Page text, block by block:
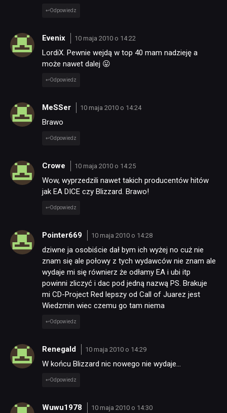
Odpowiedz
Evenix 10 maja 2010 o 14:22
LordiX. Pewnie wejdą w top 40 mam nadzieję a
może nawet dalej 😛
Odpowiedz
MeSSer 10 maja 2010 o 14:24
Brawo
Odpowiedz
Crowe 10 maja 2010 o 14:25
Wow, wyprzedzili nawet takich producentów hitów
jak EA DICE czy Blizzard. Brawo!
Odpowiedz
Pointer669 10 maja 2010 o 14:28
dziwne ja osobiście dał bym ich wyżej no cuż nie
znam się ale połowy z tych wydawców nie znam ale
wydaje mi się równierz że odłamy EA i ubi itp
powinni zliczyć i dac pod jedną nazwą PS. Brakuje
mi CD-Project Red lepszy od Call of Juarez jest
Wiedzmin wiec czemu go tam niema
Odpowiedz
Renegald 10 maja 2010 o 14:29
W końcu Blizzard nic nowego nie wydaje…
Odpowiedz
Wuwu1978 10 maja 2010 o 14:30